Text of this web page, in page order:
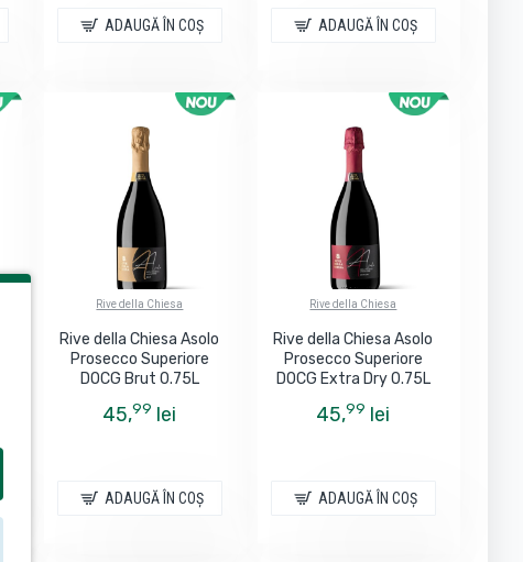
ADAUGĂ ÎN COŞ ADAUGĂ ÎN COŞ
Rive della Chiesa
Rive della Chiesa Asolo
Prosecco Superiore
DOCG Brut 0.75L
45,99 lei
ADAUGĂ ÎN COŞ
Rive della Chiesa
Rive della Chiesa Asolo
Prosecco Superiore
DOCG Extra Dry 0.75L
45,99 lei
ADAUGĂ ÎN COŞ